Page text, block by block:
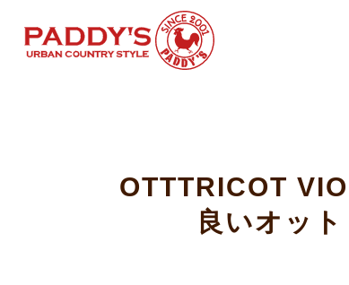
OTTTRICOT
良いオッ